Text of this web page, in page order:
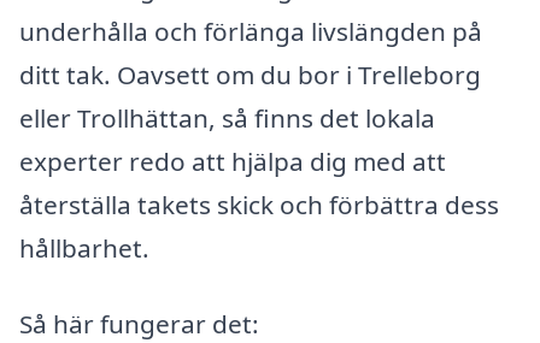
underhålla och förlänga livslängden på
ditt tak. Oavsett om du bor i Trelleborg
eller Trollhättan, så finns det lokala
experter redo att hjälpa dig med att
återställa takets skick och förbättra dess
hållbarhet.
Så här fungerar det: